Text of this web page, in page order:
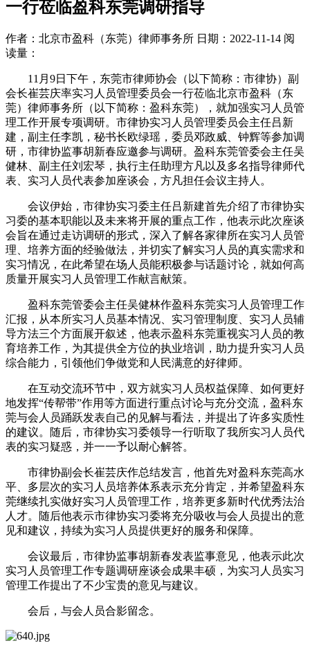
一行莅临盈科东莞调研指导
作者：北京市盈科（东莞）律师事务所 日期：2022-11-14 阅
读量：
11月9日下午，东莞市律师协会（以下简称：市律协）副
会长崔芸庆率实习人员管理委员会一行莅临北京市盈科（东
莞）律师事务所（以下简称：盈科东莞），就加强实习人员管
理工作开展专项调研。市律协实习人员管理委员会主任吕新
建，副主任李凯，秘书长欧绿瑶，委员邓政威、钟辉等参加调
研，市律协监事胡新春应邀参与调研。盈科东莞管委会主任吴
健林、副主任刘宏琴，执行主任助理方凡以及多名指导律师代
表、实习人员代表参加座谈会，方凡担任会议主持人。
会议伊始，市律协实习委主任吕新建首先介绍了市律协实
习委的基本职能以及未来将开展的重点工作，他表示此次座谈
会旨在通过走访调研的形式，深入了解各家律所在实习人员管
理、培养方面的经验做法，并切实了解实习人员的真实需求和
实习情况，在此希望在场人员能积极参与话题讨论，就如何高
质量开展实习人员管理工作献言献策。
盈科东莞管委会主任吴健林作盈科东莞实习人员管理工作
汇报，从本所实习人员基本情况、实习管理制度、实习人员辅
导方法三个方面展开叙述，他表示盈科东莞重视实习人员的教
育培养工作，为其提供全方位的执业培训，助力提升实习人员
综合能力，引领他们争做党和人民满意的好律师。
在互动交流环节中，双方就实习人员权益保障、如何更好
地发挥“传帮带”作用等方面进行重点讨论与充分交流，盈科东
莞与会人员踊跃发表自己的见解与看法，并提出了许多实质性
的建议。随后，市律协实习委领导一行听取了我所实习人员代
表的实习疑惑，并一一予以耐心解答。
市律协副会长崔芸庆作总结发言，他首先对盈科东莞高水
平、多层次的实习人员培养体系表示充分肯定，并希望盈科东
莞继续扎实做好实习人员管理工作，培养更多新时代优秀法治
人才。随后他表示市律协实习委将充分吸收与会人员提出的意
见和建议，持续为实习人员提供更好的服务和保障。
会议最后，市律协监事胡新春发表监事意见，他表示此次
实习人员管理工作专题调研座谈会成果丰硕，为实习人员实习
管理工作提出了不少宝贵的意见与建议。
会后，与会人员合影留念。